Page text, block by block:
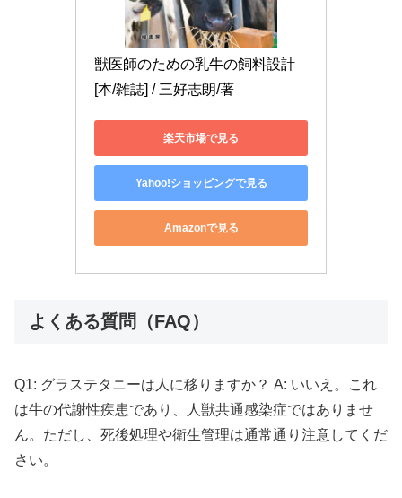
獣医師のための乳牛の飼料設計
[本/雑誌] / 三好志朗/著
楽天市場で見る
Yahoo!ショッピングで見る
Amazonで見る
よくある質問（FAQ）
Q1: グラステタニーは人に移りますか？ A: いいえ。これ
は牛の代謝性疾患であり、人獣共通感染症ではありませ
ん。ただし、死後処理や衛生管理は通常通り注意してくだ
さい。